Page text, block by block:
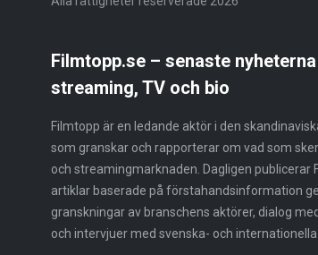
Filmtopp.se – senaste
streaming, TV och bio
Filmtopp är en ledande aktör i den
som granskar och rapporterar om vad som
och streamingmarknaden. Dagligen publicerar
artiklar baserade på förstahandsinformation
granskningar av branschens aktörer, dialog
och intervjuer med svenska- och